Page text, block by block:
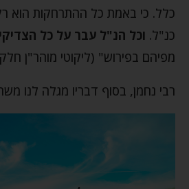
כלל. כי באמת כל ההתרחקות הוא
כנ"ל. וכל הנ"ל עבר על כל
מפיהם בפירוש" (ליקוטי מוהר"ן
רבי נחמן, בסוף דבריו מגלה לנו